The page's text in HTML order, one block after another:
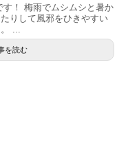
！ 梅雨でムシムシと暑か
りして風邪をひきやすい
...
を読む